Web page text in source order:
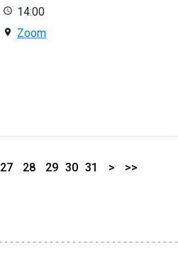
14:00
Zoom
27 28 29 30 31 > >>